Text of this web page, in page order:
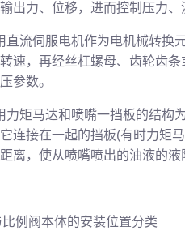
出力、位移，进而控制压力、
流伺服电机作为电机械转换
速，再经丝杠螺母、齿轮齿
参数。
矩马达和喷嘴一挡板的结构
连接在一起的挡板(有时力矩
离，使从喷嘴喷出的油液的液
例阀本体的安装位置分类